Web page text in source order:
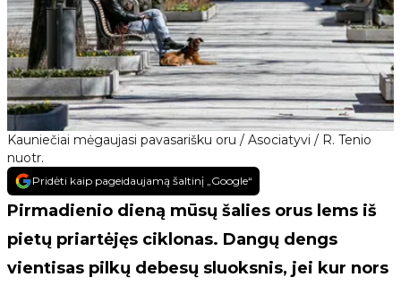
Kauniečiai mėgaujasi pavasarišku oru / Asociatyvi / R. Tenio
nuotr.
Pridėti kaip pageidaujamą šaltinį „Google“
Pirmadienio dieną mūsų šalies orus lems iš
pietų priartėjęs ciklonas. Dangų dengs
vientisas pilkų debesų sluoksnis, jei kur nors